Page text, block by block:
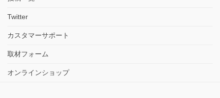
Twitter
カスタマーサポート
取材フォーム
オンラインショップ